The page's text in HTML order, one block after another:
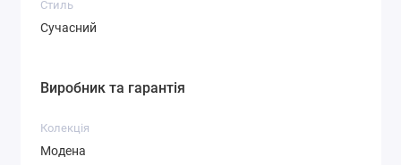
Стиль
Сучасний
Виробник та гарантія
Колекція
Модена